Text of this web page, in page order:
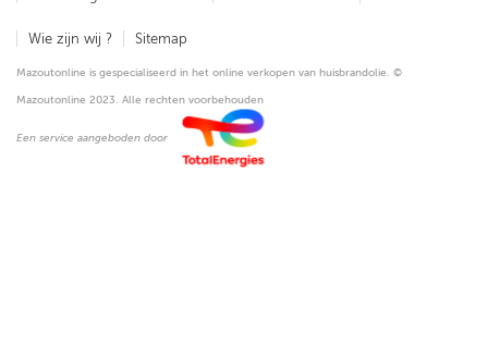
Wie zijn wij ? Sitemap
Een service aangeboden door
Mazoutonline is gespecialiseerd in het online verkopen van huisbrandolie. ©
Mazoutonline 2023. Alle rechten voorbehouden